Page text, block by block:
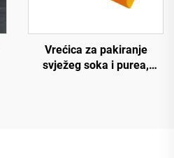
Vrećica za pakiranje
svježeg soka i purea,